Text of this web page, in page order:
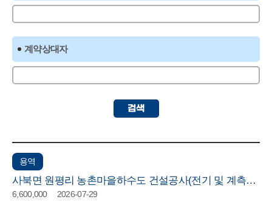
계약상대자
용역
사북면 원평리 농촌마을하수도 건설공사(전기 및 계측제
어) 재해예방 기술지도 용역
6,600,000 2026-07-29